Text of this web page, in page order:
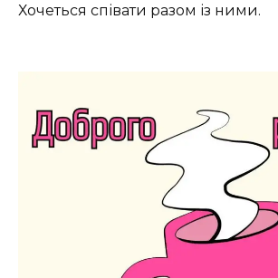
Хочеться співати разом із ними.